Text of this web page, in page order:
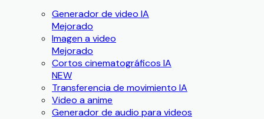
Generador de video IA
Mejorado
Imagen a video
Mejorado
Cortos cinematográficos IA
NEW
Transferencia de movimiento IA
Video a anime
Generador de audio para videos